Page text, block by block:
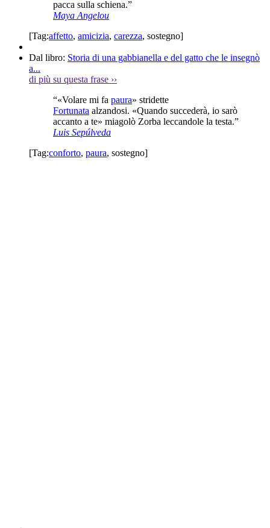
pacca sulla schiena.”
Maya Angelou
[Tag:affetto, amicizia, carezza, sostegno]
Dal libro: Storia di una gabbianella e del gatto che le insegnò
a...
di più su questa frase ››
“«Volare mi fa paura» stridette
Fortunata alzandosi. «Quando succederà, io sarò
accanto a te» miagolò Zorba leccandole la testa.”
Luis Sepúlveda
[Tag:conforto, paura, sostegno]